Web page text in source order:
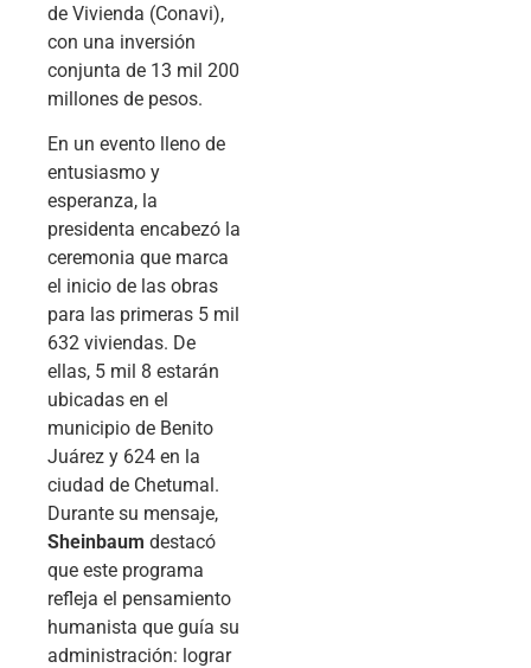
de Vivienda (Conavi),
con una inversión
conjunta de 13 mil 200
millones de pesos.
En un evento lleno de
entusiasmo y
esperanza, la
presidenta encabezó la
ceremonia que marca
el inicio de las obras
para las primeras 5 mil
632 viviendas. De
ellas, 5 mil 8 estarán
ubicadas en el
municipio de Benito
Juárez y 624 en la
ciudad de Chetumal.
Durante su mensaje,
Sheinbaum destacó
que este programa
refleja el pensamiento
humanista que guía su
administración: lograr